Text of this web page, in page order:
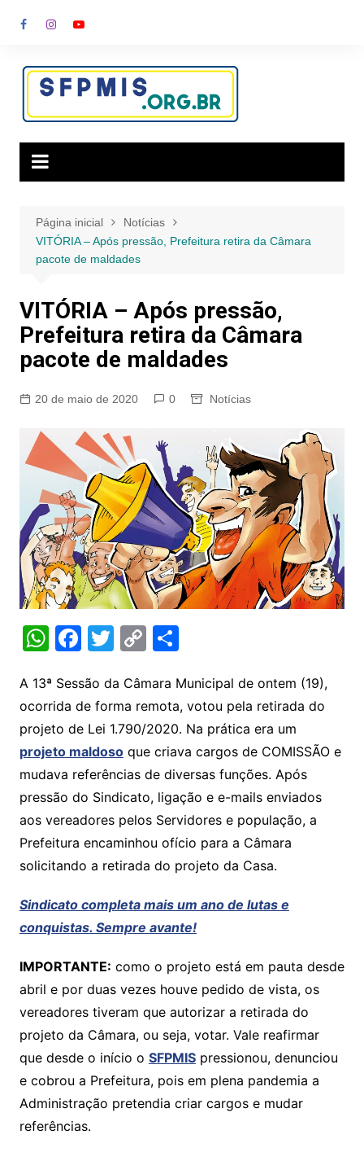
para
conteúdo
Página inicial
Notícias
VITÓRIA – Após pressão, Prefeitura retira da Câmara
pacote de maldades
VITÓRIA – Após pressão,
Prefeitura retira da Câmara
pacote de maldades
20 de maio de 2020 0 Notícias
W
at
s
A
p
p
F
c
e
b
o
o
k
T
itt
er
C
p
y
Li
n
k
S
ar
e
A 13ª Sessão da Câmara Municipal de ontem (19),
ocorrida de forma remota, votou pela retirada do
projeto de Lei 1.790/2020. Na prática era um
projeto maldosoque criava cargos de COMISSÃO e
mudava referências de diversas funções. Após
pressão do Sindicato, ligação e e-mails enviados
aos vereadores pelos Servidores e população, a
Prefeitura encaminhou ofício para a Câmara
solicitando a retirada do projeto da Casa.
Sindicato completa mais um ano de lutas e
conquistas. Sempre avante!
IMPORTANTE: como o projeto está em pauta desde
abril e por duas vezes houve pedido de vista, os
vereadores tiveram que autorizar a retirada do
projeto da Câmara, ou seja, votar. Vale reafirmar
que desde o início o SFPMISpressionou, denunciou
e cobrou a Prefeitura, pois em plena pandemia a
Administração pretendia criar cargos e mudar
referências.